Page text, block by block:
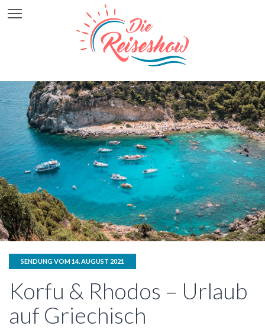
SENDUNG VOM 14. AUGUST 2021
Korfu & Rhodos – Urlaub
auf Griechisch